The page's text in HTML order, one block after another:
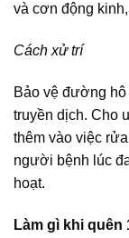
và cơn động
Cách xử trí
Bảo vệ đường
truyền dịch. Cho
thêm vào việc
người bệnh lúc
hoạt.
Làm gì khi quên